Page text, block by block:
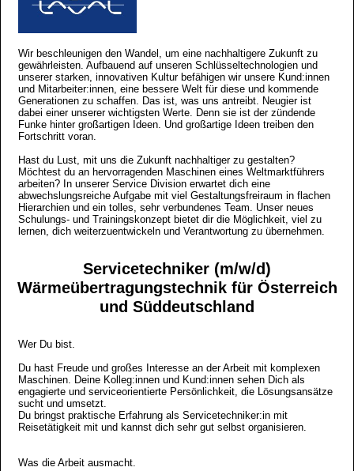
Wir beschleunigen den Wandel, um eine nachhaltigere Zukunft zu
gewährleisten. Aufbauend auf unseren Schlüsseltechnologien und
unserer starken, innovativen Kultur befähigen wir unsere Kund:innen
und Mitarbeiter:innen, eine bessere Welt für diese und kommende
Generationen zu schaffen. Das ist, was uns antreibt. Neugier ist
dabei einer unserer wichtigsten Werte. Denn sie ist der zündende
Funke hinter großartigen Ideen. Und großartige Ideen treiben den
Fortschritt voran.
Hast du Lust, mit uns die Zukunft nachhaltiger zu gestalten?
Möchtest du an hervorragenden Maschinen eines Weltmarktführers
arbeiten? In unserer Service Division erwartet dich eine
abwechslungsreiche Aufgabe mit viel Gestaltungsfreiraum in flachen
Hierarchien und ein tolles, sehr verbundenes Team. Unser neues
Schulungs- und Trainingskonzept bietet dir die Möglichkeit, viel zu
lernen, dich weiterzuentwickeln und Verantwortung zu übernehmen.
Servicetechniker (m/w/d)
Wärmeübertragungstechnik für Österreich
und Süddeutschland
Wer Du bist.
Du hast Freude und großes Interesse an der Arbeit mit komplexen
Maschinen. Deine Kolleg:innen und Kund:innen sehen Dich als
engagierte und serviceorientierte Persönlichkeit, die Lösungsansätze
sucht und umsetzt.
Du bringst praktische Erfahrung als Servicetechniker:in mit
Reisetätigkeit mit und kannst dich sehr gut selbst organisieren.
Was die Arbeit ausmacht.